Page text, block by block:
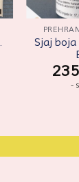
Sjaj boja
-